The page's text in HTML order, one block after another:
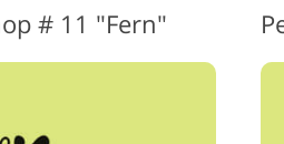
# 11 "Fern"